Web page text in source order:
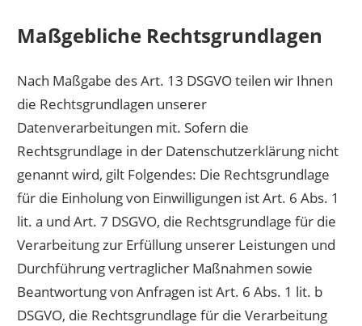
Maßgebliche Rechtsgrundlagen
Nach Maßgabe des Art. 13 DSGVO teilen wir Ihnen
die Rechtsgrundlagen unserer
Datenverarbeitungen mit. Sofern die
Rechtsgrundlage in der Datenschutzerklärung nicht
genannt wird, gilt Folgendes: Die Rechtsgrundlage
für die Einholung von Einwilligungen ist Art. 6 Abs. 1
lit. a und Art. 7 DSGVO, die Rechtsgrundlage für die
Verarbeitung zur Erfüllung unserer Leistungen und
Durchführung vertraglicher Maßnahmen sowie
Beantwortung von Anfragen ist Art. 6 Abs. 1 lit. b
DSGVO, die Rechtsgrundlage für die Verarbeitung